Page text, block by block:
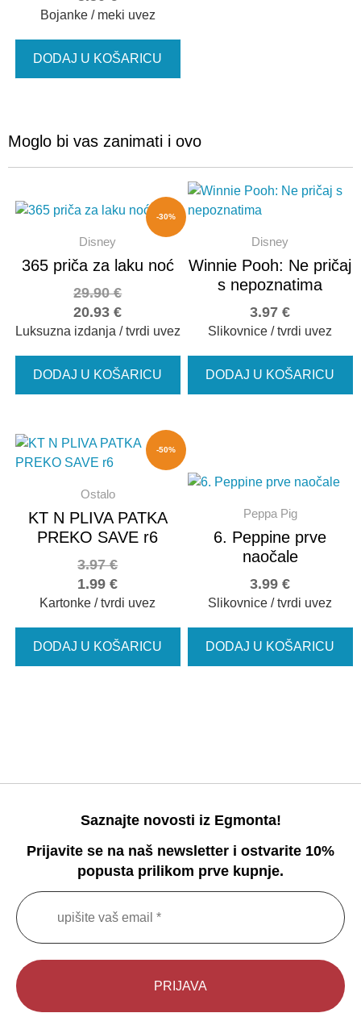
Bojanke / meki uvez
DODAJ U KOŠARICU
Moglo bi vas zanimati i ovo
-30%
Disney
365 priča za laku noć
20.93€
29.90€
Luksuzna izdanja / tvrdi uvez
DODAJ U KOŠARICU
Disney
Winnie Pooh: Ne pričaj
s nepoznatima
3.97€
Slikovnice / tvrdi uvez
DODAJ U KOŠARICU
-50%
Ostalo
KT N PLIVA PATKA
PREKO SAVE r6
1.99€
3.97€
Kartonke / tvrdi uvez
DODAJ U KOŠARICU
Peppa Pig
6. Peppine prve
naočale
3.99€
Slikovnice / tvrdi uvez
DODAJ U KOŠARICU
Saznajte novosti iz Egmonta!
Prijavite se na naš newsletter i ostvarite 10%
popusta prilikom prve kupnje.